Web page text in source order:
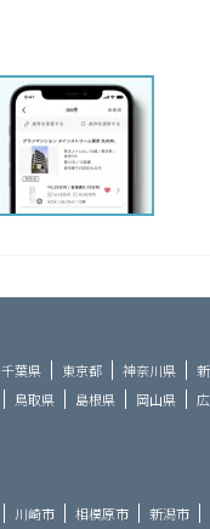
千葉県 東京都 神奈川県
鳥取県 島根県 岡山県
川崎市 相模原市 新潟市